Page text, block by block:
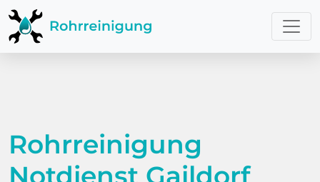
Rohrreinigung
Notdienst Gaildorf